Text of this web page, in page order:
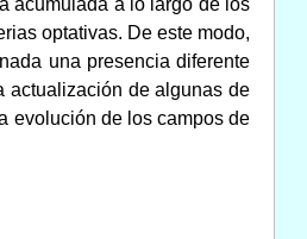
optativas. De este modo,
una presencia diferente
actualización de algunas de
evolución de los campos de